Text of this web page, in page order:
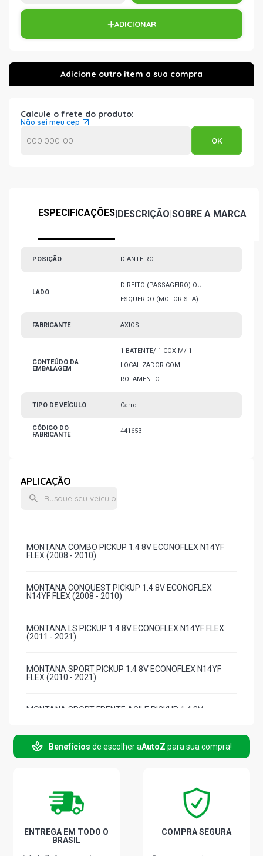
ADICIONAR
Calcule o frete do produto:
Não sei meu cep
ESPECIFICAÇÕES|DESCRIÇÃO|SOBRE A MARCA
POSIÇÃO DIANTEIRO
LADO
DIREITO (PASSAGEIRO) OU
ESQUERDO (MOTORISTA)
FABRICANTE AXIOS
CONTEÚDO DA
EMBALAGEM
1 BATENTE/ 1 COXIM/ 1
LOCALIZADOR COM
ROLAMENTO
TIPO DE VEÍCULO Carro
CÓDIGO DO
FABRICANTE
441653
APLICAÇÃO
MONTANA COMBO PICKUP 1.4 8V ECONOFLEX N14YF
FLEX (2008 - 2010)
MONTANA CONQUEST PICKUP 1.4 8V ECONOFLEX
N14YF FLEX (2008 - 2010)
MONTANA LS PICKUP 1.4 8V ECONOFLEX N14YF FLEX
(2011 - 2021)
MONTANA SPORT PICKUP 1.4 8V ECONOFLEX N14YF
FLEX (2010 - 2021)
MONTANA SPORT FRENTE AGILE PICKUP 1.4 8V
MONTANA CONQUEST PICKUP 1.8 8V FLEXPOWER FLEX
(2004 - 2007)
MONTANA FLUIR PICKUP 1.8 8V FLEXPOWER FLEX (2004
- 2010)
MONTANA OFF-ROAD PICKUP 1.8 8V FLEXPOWER FLEX
(2004 - 2006)
Benefícios de escolher aAutoZ para sua compra!
ENTREGA EM TODO O
BRASIL
COMPRA SEGURA